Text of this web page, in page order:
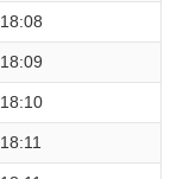
18:08
18:09
18:10
18:11